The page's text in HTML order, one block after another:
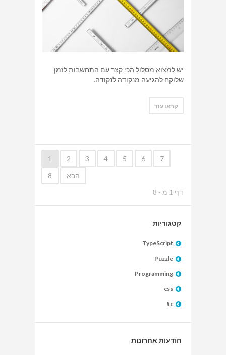
יש למצוא מסלול הכי קצר עם התחשבות לזמן
שלוקח להגיעה מנקודה לנקודה.
קראו עוד
1 2 3 4 5 6
7
8
הבא
דף 1 מ - 8
קטגוריות
TypeScript
Puzzle
Programming
css
c#
הודעות אחרונות